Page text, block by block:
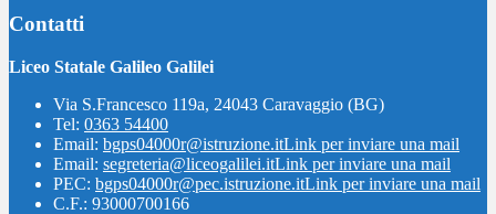
Contatti
Liceo Statale Galileo Galilei
Via S.Francesco 119a, 24043 Caravaggio (BG)
Tel: 0363 54400
Email: bgps04000r@istruzione.itLink per inviare una mail
Email: segreteria@liceogalilei.itLink per inviare una mail
PEC: bgps04000r@pec.istruzione.itLink per inviare una mail
C.F.: 93000700166